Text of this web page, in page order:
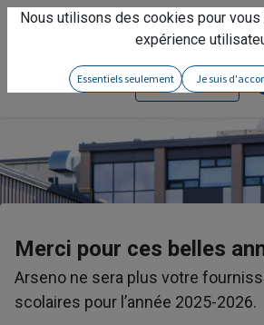
Vivez
Se connecter
Merci pour ces belles
Arseno ne sera plus votre
scolaires pour l’année 2025-2026.
Nous utilisons des cookies pour
expérience
Essentiels seulement Je suis